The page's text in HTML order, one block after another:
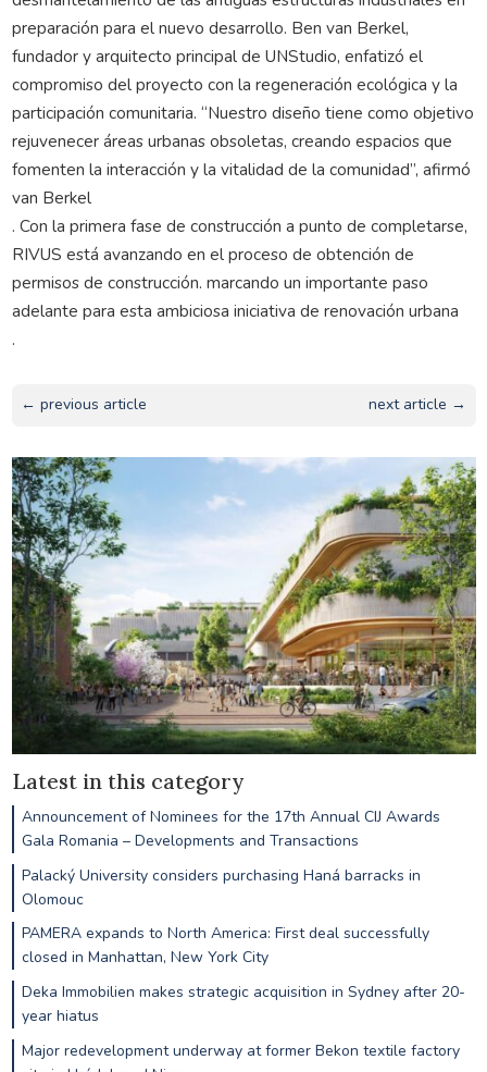
preparación para el nuevo desarrollo. Ben van Berkel,
fundador y arquitecto principal de UNStudio, enfatizó el
compromiso del proyecto con la regeneración ecológica y la
participación comunitaria. “Nuestro diseño tiene como objetivo
rejuvenecer áreas urbanas obsoletas, creando espacios que
fomenten la interacción y la vitalidad de la comunidad”, afirmó
van Berkel
. Con la primera fase de construcción a punto de completarse,
RIVUS está avanzando en el proceso de obtención de
permisos de construcción. marcando un importante paso
adelante para esta ambiciosa iniciativa de renovación urbana
.
← previous article next article →
Latest in this category
Announcement of Nominees for the 17th Annual CIJ Awards
Gala Romania – Developments and Transactions
Palacký University considers purchasing Haná barracks in
Olomouc
PAMERA expands to North America: First deal successfully
closed in Manhattan, New York City
Deka Immobilien makes strategic acquisition in Sydney after 20-
year hiatus
Major redevelopment underway at former Bekon textile factory